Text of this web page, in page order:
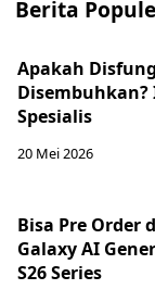
Berita
Apakah
Spesialis
20 Mei 2026
Bisa Pre Order
Galaxy AI
S26 Series